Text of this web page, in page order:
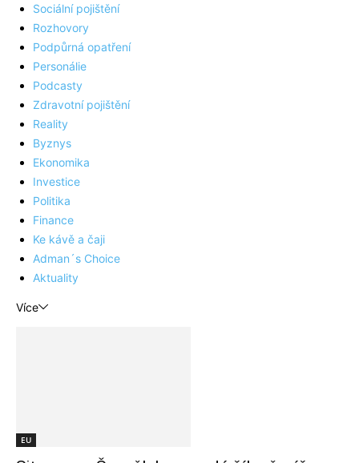
Sociální pojištění
Rozhovory
Podpůrná opatření
Personálie
Podcasty
Zdravotní pojištění
Reality
Byznys
Ekonomika
Investice
Politika
Finance
Ke kávě a čaji
Adman´s Choice
Aktuality
Více
EU